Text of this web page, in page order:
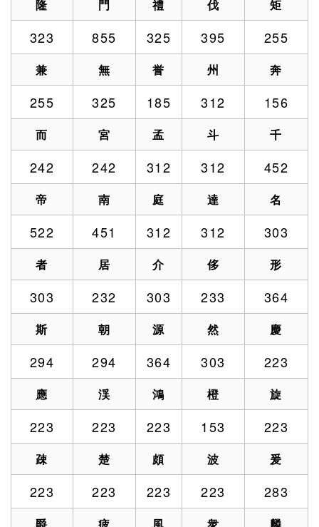
隆 門 禮 伐 矩
323 855 325 395 255
兼 無 誉 州 奔
255 325 185 312 156
而 宮 孟 斗 千
242 242 312 312 452
帝 南 庭 達 名
522 451 312 312 303
者 居 介 侈 形
303 232 303 233 364
斯 朝 源 然 慶
294 294 364 303 223
應 渓 鴻 橙 旋
223 223 223 153 223
疎 楚 頗 波 爰
223 223 223 223 283